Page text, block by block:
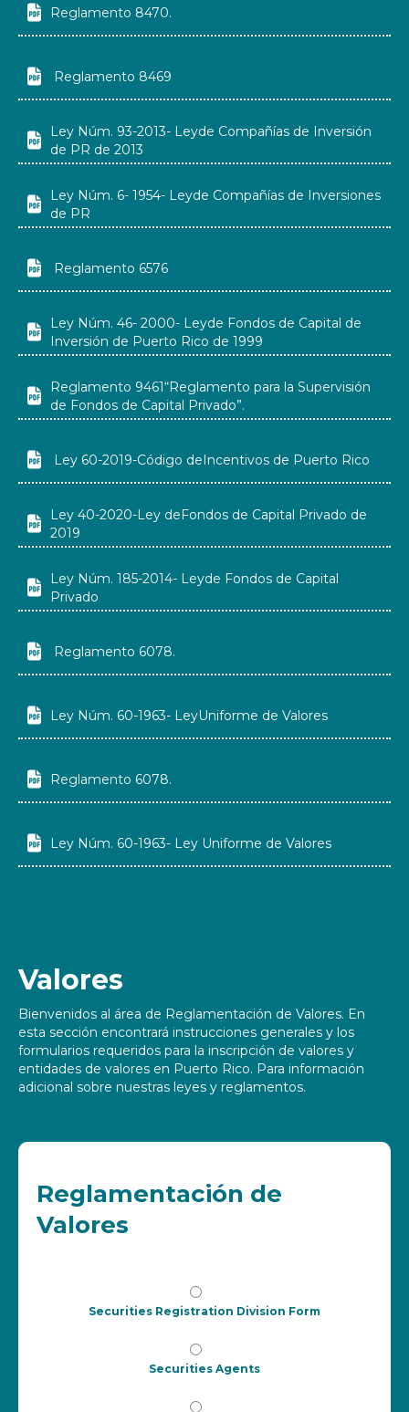
 Reglamento 8470.
 Reglamento 8469

Ley Núm. 93-2013- Leyde Compañías de Inversión
de PR de 2013

Ley Núm. 6- 1954- Leyde Compañías de Inversiones
de PR
 Reglamento 6576

Ley Núm. 46- 2000- Leyde Fondos de Capital de
Inversión de Puerto Rico de 1999

Reglamento 9461“Reglamento para la Supervisión
de Fondos de Capital Privado”.
 Ley 60-2019-Código deIncentivos de Puerto Rico

Ley 40-2020-Ley deFondos de Capital Privado de
2019

Ley Núm. 185-2014- Leyde Fondos de Capital
Privado
 Reglamento 6078.
 Ley Núm. 60-1963- LeyUniforme de Valores
 Reglamento 6078.
 Ley Núm. 60-1963- Ley Uniforme de Valores
Valores
Bienvenidos al área de Reglamentación de Valores. En
esta sección encontrará instrucciones generales y los
formularios requeridos para la inscripción de valores y
entidades de valores en Puerto Rico. Para información
adicional sobre nuestras leyes y reglamentos.
Reglamentación de
Valores
Securities Registration Division Form
Securities Agents